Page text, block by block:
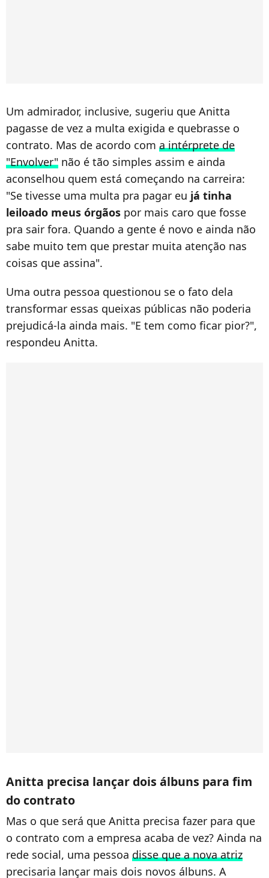
Um admirador, inclusive, sugeriu que Anitta
pagasse de vez a multa exigida e quebrasse o
contrato. Mas de acordo com a intérprete de
"Envolver" não é tão simples assim e ainda
aconselhou quem está começando na carreira:
"Se tivesse uma multa pra pagar eu já tinha
leiloado meus órgãos por mais caro que fosse
pra sair fora. Quando a gente é novo e ainda não
sabe muito tem que prestar muita atenção nas
coisas que assina".
Uma outra pessoa questionou se o fato dela
transformar essas queixas públicas não poderia
prejudicá-la ainda mais. "E tem como ficar pior?",
respondeu Anitta.
Anitta precisa lançar dois álbuns para fim
do contrato
Mas o que será que Anitta precisa fazer para que
o contrato com a empresa acaba de vez? Ainda na
rede social, uma pessoa disse que a nova atriz
precisaria lançar mais dois novos álbuns. A